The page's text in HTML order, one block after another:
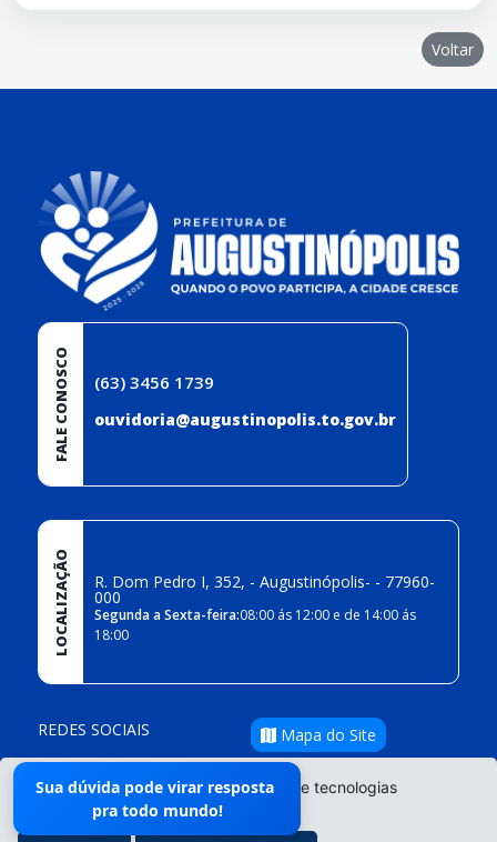
Sua dúvida pode virar resposta
pra todo mundo!
Voltar
O site da Prefeitura não utiliza cookies e tecnologias
semelhantes.
FALE CONOSCO (63) 3456 1739
ouvidoria@augustinopolis.to.gov.br
LOCALIZAÇÃO R. Dom Pedro I, 352, - Augustinópolis- - 77960-
000
Segunda a Sexta-feira:08:00 ás 12:00 e de 14:00 ás
18:00
REDES SOCIAIS Mapa do Site